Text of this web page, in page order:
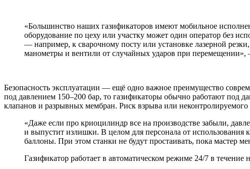
«Большинство наших газификаторов имеют мобильное
оборудование по цеху или участку может один оператор без
— например, к сварочному посту или установке лазерной
манометры и вентили от случайных ударов при
Безопасность эксплуатации — ещё одно важное преимущество
под давлением 150–200 бар, то газификаторы обычно работают под
клапанов и разрывных мембран. Риск взрыва или
«Даже если про криоцилиндр все на производстве забыли,
и выпустит излишки. В целом для персонала от
баллоны. При этом станки не будут простаивать, пока мастер
Газификатор работает в автоматическом режиме 24/7 в